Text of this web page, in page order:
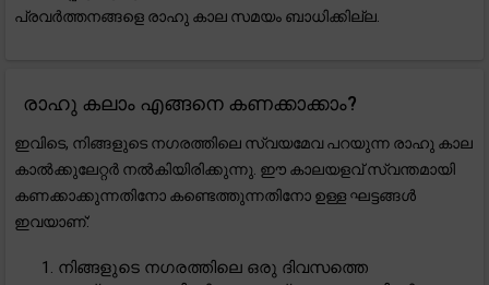
പ്രവർത്തനങ്ങളെ രാഹു കാല സമയം ബാധിക്കില്ല.
രാഹു കലാം എങ്ങനെ കണക്കാക്കാം?
ഇവിടെ, നിങ്ങളുടെ നഗരത്തിലെ സ്വയമേവ പറയുന്ന രാഹു കാല
കാൽക്കുലേറ്റർ നൽകിയിരിക്കുന്നു. ഈ കാലയളവ് സ്വന്തമായി
കണക്കാക്കുന്നതിനോ കണ്ടെത്തുന്നതിനോ ഉള്ള ഘട്ടങ്ങൾ
ഇവയാണ്:
നിങ്ങളുടെ നഗരത്തിലെ ഒരു ദിവസത്തെ